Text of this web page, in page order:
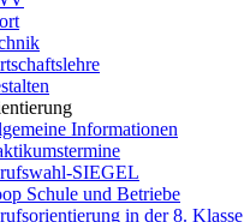
Informationen
SIEGEL
Schule und Betriebe
in der 8. Klasse